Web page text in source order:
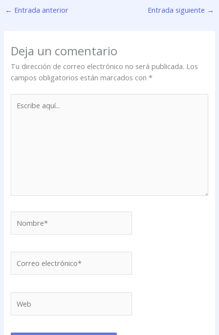
← Entrada anterior Entrada siguiente →
Deja un comentario
Tu dirección de correo electrónico no será publicada. Los
campos obligatorios están marcados con*
aquí...
electrónico*